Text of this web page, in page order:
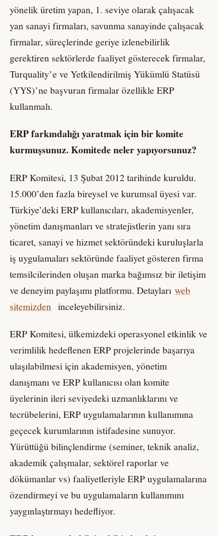
yönelik üretim yapan, 1. seviye olarak çalışacak
yan sanayi firmaları, savunma sanayinde çalışacak
firmalar, süreçlerinde geriye izlenebilirlik
gerektiren sektörlerde faaliyet gösterecek firmalar,
Turquality’e ve Yetkilendirilmiş Yükümlü Statüsü
(YYS)’ne başvuran firmalar özellikle ERP
kullanmalı.
ERP farkındalığı yaratmak için bir komite
kurmuşsunuz. Komitede neler yapıyorsunuz?
ERP Komitesi, 13 Şubat 2012 tarihinde kuruldu.
15.000’den fazla bireysel ve kurumsal üyesi var.
Türkiye’deki ERP kullanıcıları, akademisyenler,
yönetim danışmanları ve stratejistlerin yanı sıra
ticaret, sanayi ve hizmet sektöründeki kuruluşlarla
iş uygulamaları sektöründe faaliyet gösteren firma
temsilcilerinden oluşan marka bağımsız bir iletişim
ve deneyim paylaşımı platformu. Detayları web
sitemizden inceleyebilirsiniz.
ERP Komitesi, ülkemizdeki operasyonel etkinlik ve
verimlilik hedeflenen ERP projelerinde başarıya
ulaşılabilmesi için akademisyen, yönetim
danışmanı ve ERP kullanıcısı olan komite
üyelerinin ileri seviyedeki uzmanlıklarını ve
tecrübelerini, ERP uygulamalarının kullanımına
geçecek kurumlarının istifadesine sunuyor.
Yürüttüğü bilinçlendirme (seminer, teknik analiz,
akademik çalışmalar, sektörel raporlar ve
dökümanlar vs) faaliyetleriyle ERP uygulamalarına
özendirmeyi ve bu uygulamaların kullanımını
yaygınlaştırmayı hedefliyor.